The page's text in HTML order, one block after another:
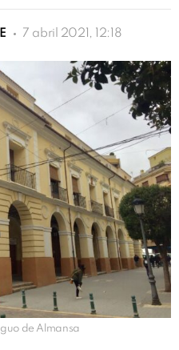
7 abril 2021, 12:18
de Almansa